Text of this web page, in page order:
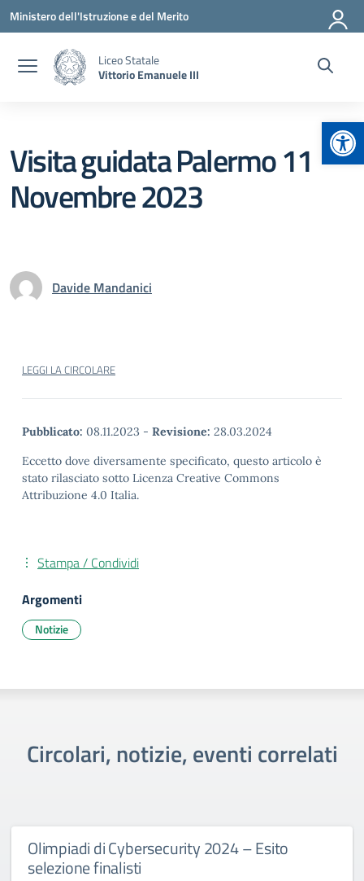
Vai ai contenuti
Vai al menu di navigazione
Vai al footer
Ministero dell'Istruzione e del Merito
Liceo Statale
Vittorio Emanuele III
Visita guidata Palermo 11
Novembre 2023
Davide Mandanici
LEGGI LA CIRCOLARE
Pubblicato: 08.11.2023 - Revisione: 28.03.2024
Eccetto dove diversamente specificato, questo articolo è
stato rilasciato sotto Licenza Creative Commons
Attribuzione 4.0 Italia.
Stampa / Condividi
Argomenti
Notizie
Circolari, notizie, eventi correlati
Olimpiadi di Cybersecurity 2024 – Esito
selezione finalisti